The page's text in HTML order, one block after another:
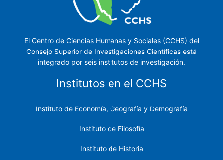
El Centro de Ciencias Humanas y Sociales (CCHS) del
Consejo Superior de Investigaciones Científicas está
integrado por seis institutos de investigación.
Institutos en el CCHS
Instituto de Economía, Geografía y Demografía
Instituto de Filosofía
Instituto de Historia